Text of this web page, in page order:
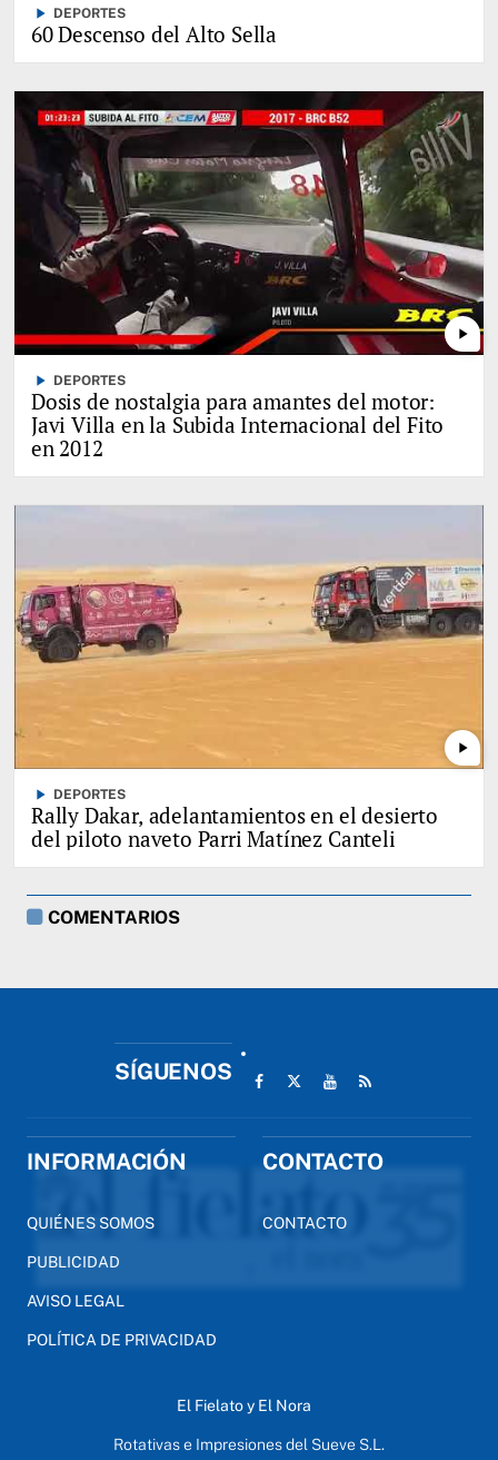
play_arrow DEPORTES
60 Descenso del Alto Sella
play_arrow
play_arrow DEPORTES
Dosis de nostalgia para amantes del motor:
Javi Villa en la Subida Internacional del Fito
en 2012
play_arrow
play_arrow DEPORTES
Rally Dakar, adelantamientos en el desierto
del piloto naveto Parri Matínez Canteli
COMENTARIOS
SÍGUENOS
INFORMACIÓN
QUIÉNES SOMOS
PUBLICIDAD
AVISO LEGAL
POLÍTICA DE PRIVACIDAD
CONTACTO
CONTACTO
El Fielato y El Nora
Rotativas e Impresiones del Sueve S.L.